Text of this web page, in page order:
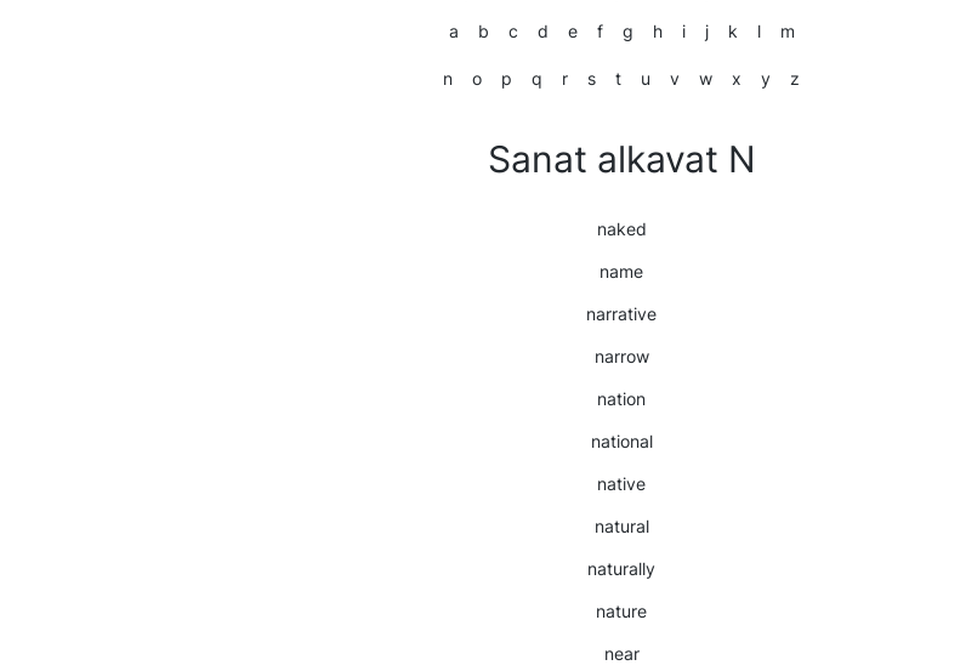
a b c d e f g h i j k l m
n o p q r s t u v w x y z
Sanat alkavat N
naked
name
narrative
narrow
nation
national
native
natural
naturally
nature
near